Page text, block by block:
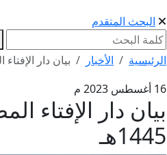
البحث المتقدم
الرئيسية الأخبار
بيان دار
16 أغسطس 2023 م
بيان دار الإفتاء
1445هـ